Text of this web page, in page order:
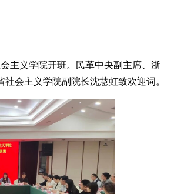
主义学院开班。民革中央副主席、浙
会主义学院副院长沈慧虹致欢迎词。